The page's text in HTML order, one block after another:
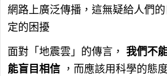
網路上廣泛傳播，這無疑給人們
定的困擾
面對「地震雲」的傳言， 我們不
能盲目相信 ，而應該用科學的態